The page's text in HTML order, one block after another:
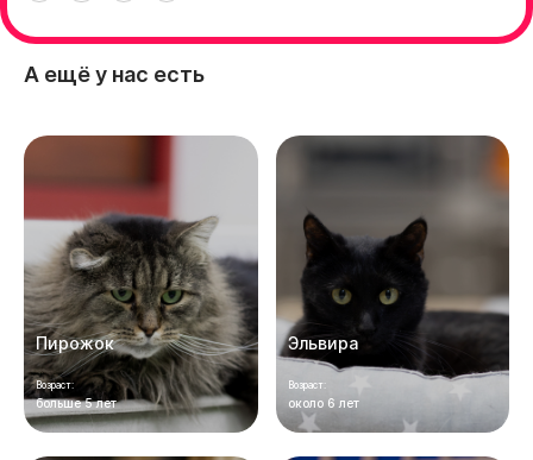
А ещё у нас есть
Пирожок
Возраст:
больше 5 лет
Эльвира
Возраст:
около 6 лет